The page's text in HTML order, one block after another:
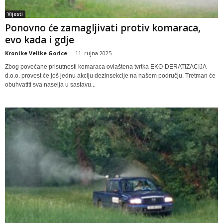
Vijesti
Ponovno će zamagljivati protiv komaraca,
evo kada i gdje
Kronike Velike Gorice - 11. rujna 2025
Zbog povećane prisutnosti komaraca ovlaštena tvrtka EKO-DERATIZACIJA
d.o.o. provest će još jednu akciju dezinsekcije na našem području. Tretman će
obuhvatiti sva naselja u sastavu...